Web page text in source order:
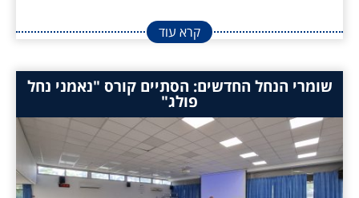
קרא עוד
שומרי הנחל החדשים: הסתיים קורס "נאמני נחל
פולג"